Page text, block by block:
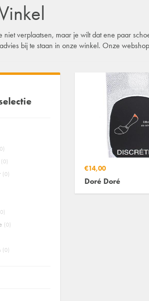
niet verplaatsen, maar je wilt dat ene paar
bij te staan in onze winkel. Onze
€14,00
Doré Doré
(0)
(0)
(0)
(0)